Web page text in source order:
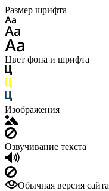
Размер шрифта
Цвет фона и шрифта
Изображения
Озвучивание текста
Обычная версия сайта